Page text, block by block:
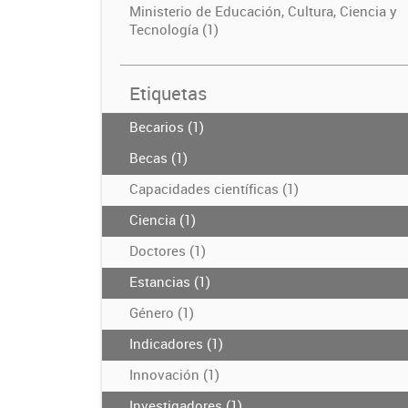
Ministerio de Educación, Cultura, Ciencia y
Tecnología (1)
Etiquetas
Becarios (1)
Becas (1)
Capacidades científicas (1)
Ciencia (1)
Doctores (1)
Estancias (1)
Género (1)
Indicadores (1)
Innovación (1)